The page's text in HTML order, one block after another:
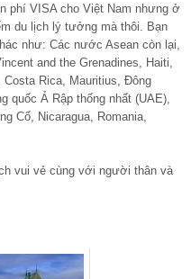
phí VISA cho Việt Nam nhưng ở
du lịch lý tưởng mà thôi. Bạn
như: Các nước Asean còn lại,
and the Grenadines, Haiti,
Costa Rica, Mauritius, Đông
quốc Ả Rập thống nhất (UAE),
Cổ, Nicaragua, Romania,
vui vẻ cùng với người thân và